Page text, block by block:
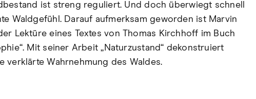
ist streng reguliert. Und doch überwiegt schnell
Waldgefühl. Darauf aufmerksam geworden ist Marvin
Lektüre eines Textes von Thomas Kirchhoff im Buch
Mit seiner Arbeit „Naturzustand“ dekonstruiert
verklärte Wahrnehmung des Waldes.